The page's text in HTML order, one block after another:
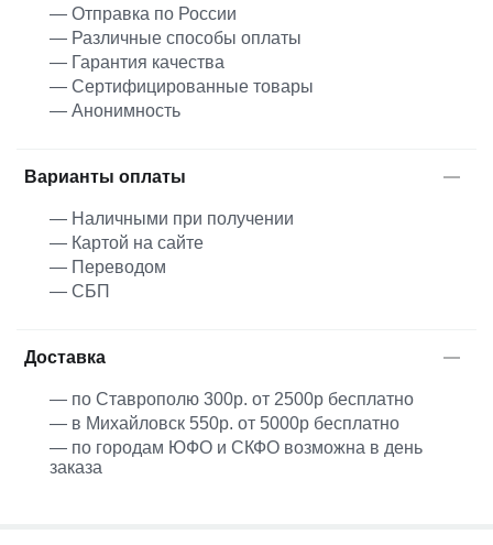
— Отправка по России
— Различные способы оплаты
— Гарантия качества
— Сертифицированные товары
— Анонимность
Варианты оплаты
— Наличными при получении
— Картой на сайте
— Переводом
— СБП
Доставка
— по Ставрополю 300р. от 2500р бесплатно
— в Михайловск 550р. от 5000р бесплатно
— по городам ЮФО и СКФО возможна в день
заказа